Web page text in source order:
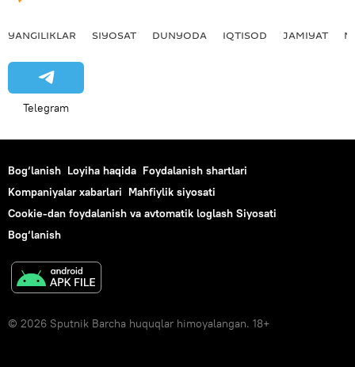
YANGILIKLAR SIYOSAT DUNYODA IQTISOD JAMIYAT
Telegram
Bog‘lanish Loyiha haqida Foydalanish shartlari
Kompaniyalar xabarlari Mahfiylik siyosati
Cookie-dan foydalanish va avtomatik loglash Siyosati
Bog‘lanish
© 2026 Sputnik Barcha huquqlar himoyalangan. 18+